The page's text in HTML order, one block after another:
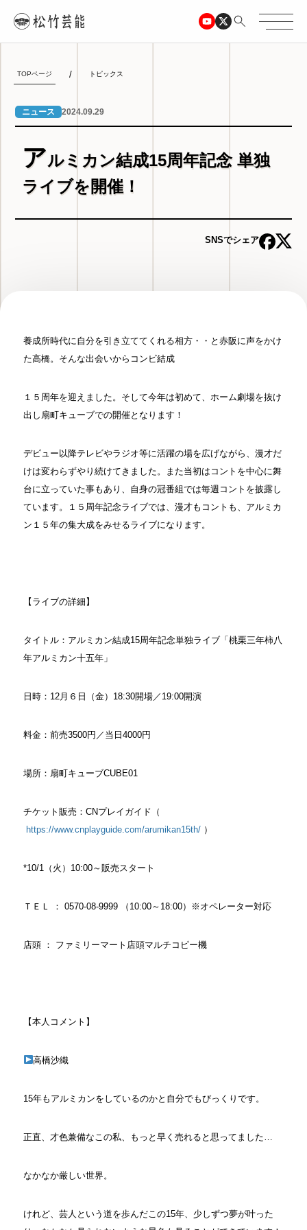
TOPページ トピックス
ニュース 2024.09.29
アルミカン結成15周年記念 単独
ライブを開催！
SNSでシェア
養成所時代に自分を引き立ててくれる相方・・と赤阪に声をかけ
た高橋。そんな出会いからコンビ結成
１５周年を迎えました。そして今年は初めて、ホーム劇場を抜け
出し扇町キューブでの開催となります！
デビュー以降テレビやラジオ等に活躍の場を広げながら、漫才だ
けは変わらずやり続けてきました。また当初はコントを中心に舞
台に立っていた事もあり、自身の冠番組では毎週コントを披露し
ています。１５周年記念ライブでは、漫才もコントも、アルミカ
ン１５年の集大成をみせるライブになります。
【ライブの詳細】
タイトル：アルミカン結成15周年記念単独ライブ「桃栗三年柿八
年アルミカン十五年」
日時：12月６日（金）18:30開場／19:00開演
料金：前売3500円／当日4000円
場所：扇町キューブCUBE01
チケット販売：CNプレイガイド（
https://www.cnplayguide.com/arumikan15th/）
*10/1（火）10:00～販売スタート
ＴＥＬ ： 0570-08-9999 （10:00～18:00）※オペレーター対応
店頭 ： ファミリーマート店頭マルチコピー機
【本人コメント】
高橋沙織
15年もアルミカンをしているのかと自分でもびっくりです。
正直、才色兼備なこの私、もっと早く売れると思ってました…
なかなか厳しい世界。
けれど、芸人という道を歩んだこの15年、少しずつ夢が叶った